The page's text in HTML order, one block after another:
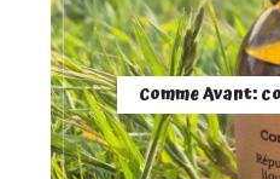
Comme Avant: